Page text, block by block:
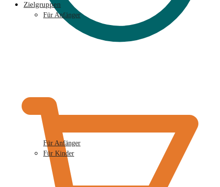
Zielgruppen
Für Anfänger
Für Anfänger
Für Kinder